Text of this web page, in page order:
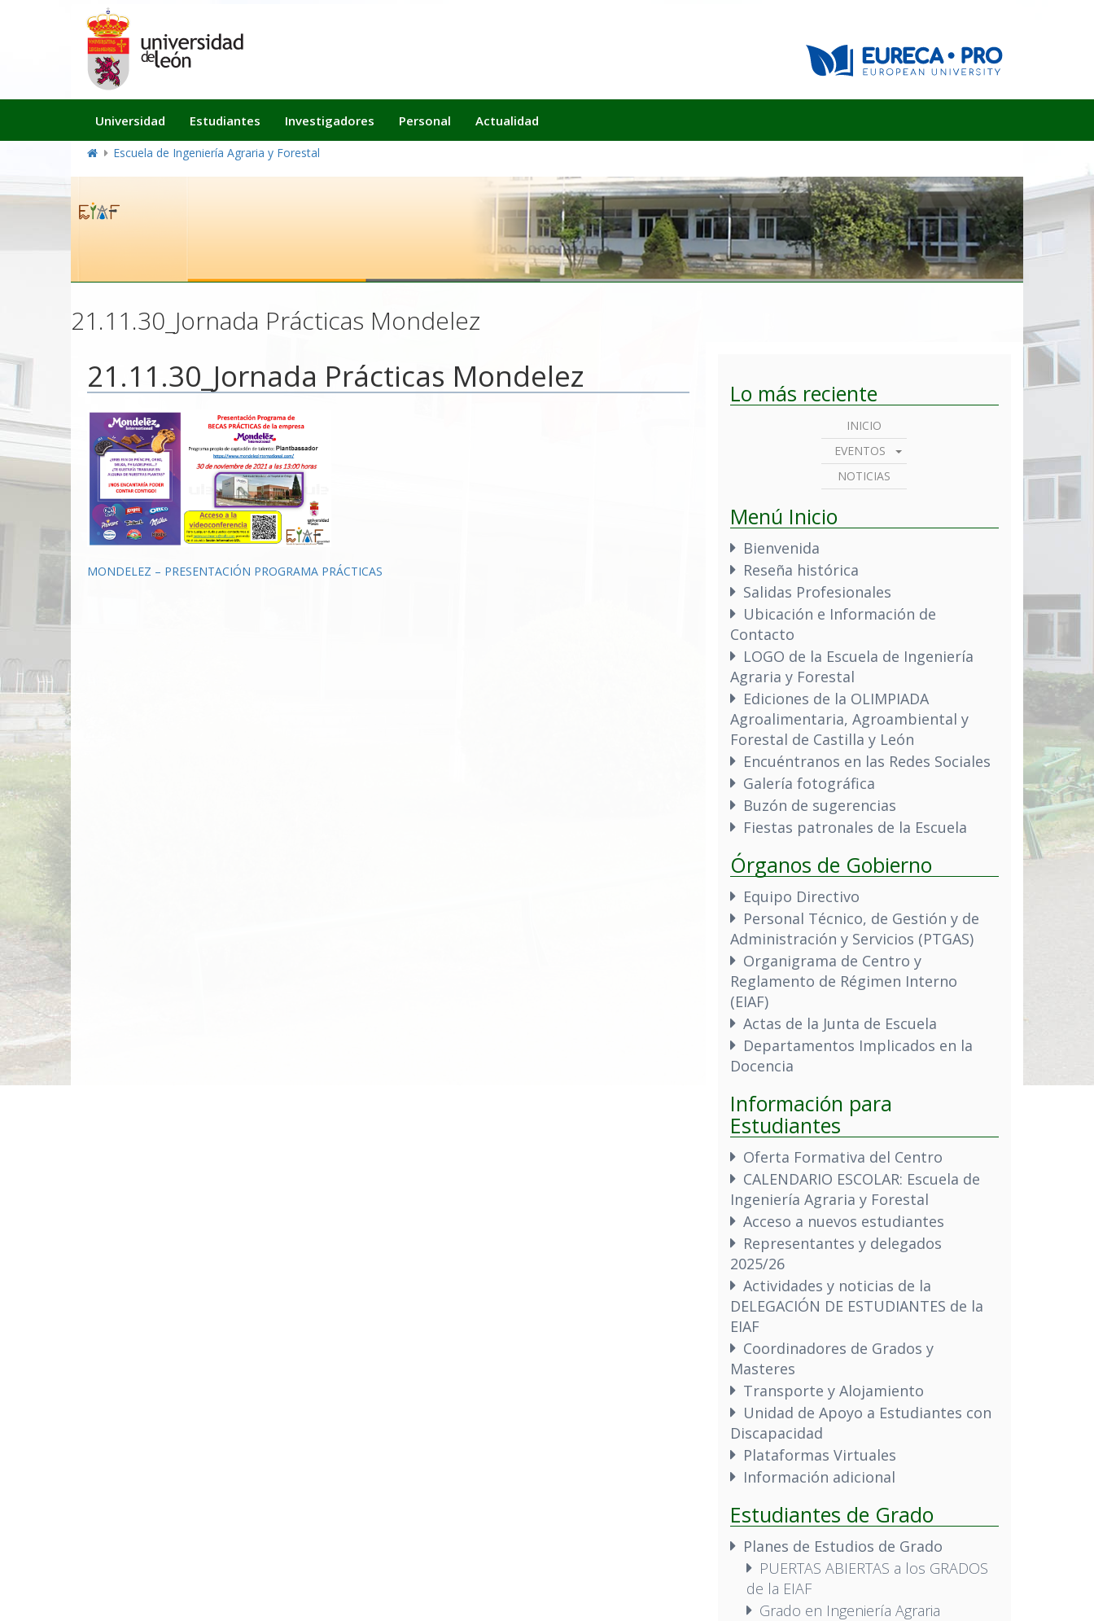
Navegación
principal
Universidad Estudiantes Investigadores Personal Actualidad
Escuela de Ingeniería Agraria y Forestal
21.11.30_Jornada Prácticas Mondelez
21.11.30_Jornada Prácticas Mondelez
Navegación
MONDELEZ – PRESENTACIÓN PROGRAMA PRÁCTICAS
Lo más reciente
INICIO
EVENTOS
NOTICIAS
Menú Inicio
Bienvenida
Reseña histórica
Salidas Profesionales
Ubicación e Información de
Contacto
LOGO de la Escuela de Ingeniería
Agraria y Forestal
Ediciones de la OLIMPIADA
Agroalimentaria, Agroambiental y
Forestal de Castilla y León
Encuéntranos en las Redes Sociales
Galería fotográfica
Buzón de sugerencias
Fiestas patronales de la Escuela
Órganos de Gobierno
Equipo Directivo
Personal Técnico, de Gestión y de
Administración y Servicios (PTGAS)
Organigrama de Centro y
Reglamento de Régimen Interno
(EIAF)
Actas de la Junta de Escuela
Departamentos Implicados en la
Docencia
Información para
Estudiantes
Oferta Formativa del Centro
CALENDARIO ESCOLAR: Escuela de
Ingeniería Agraria y Forestal
Acceso a nuevos estudiantes
Representantes y delegados
2025/26
Actividades y noticias de la
DELEGACIÓN DE ESTUDIANTES de la
EIAF
Coordinadores de Grados y
Masteres
Transporte y Alojamiento
Unidad de Apoyo a Estudiantes con
Discapacidad
Plataformas Virtuales
Información adicional
Estudiantes de Grado
Planes de Estudios de Grado
PUERTAS ABIERTAS a los GRADOS
de la EIAF
Grado en Ingeniería Agraria